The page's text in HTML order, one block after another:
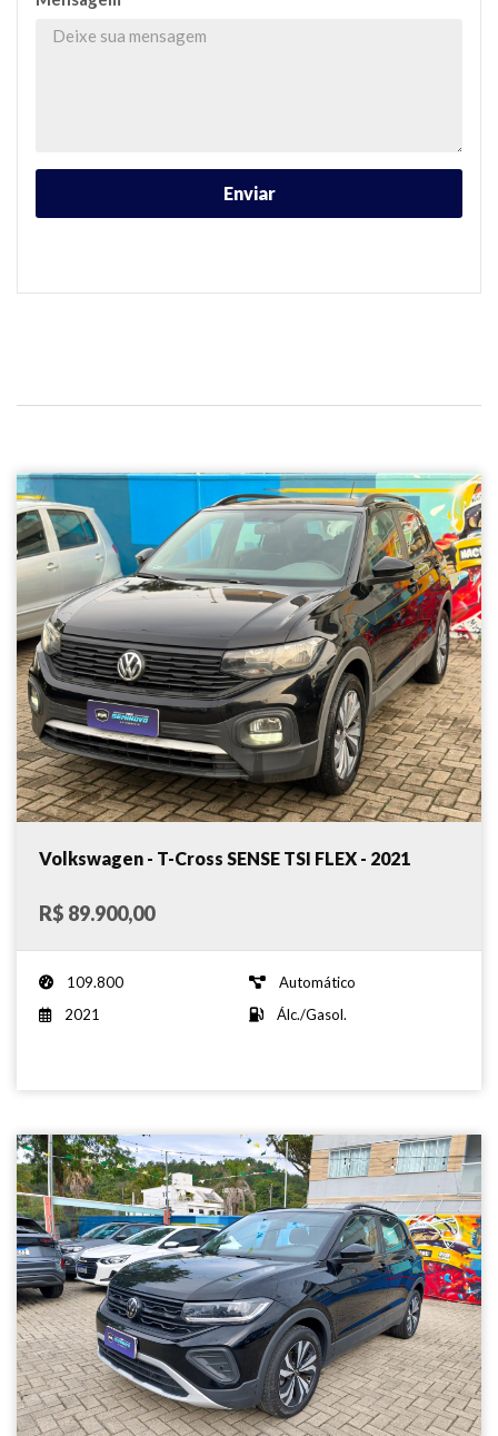
Volkswagen - T-Cross SENSE TSI FLEX - 2021
R$ 89.900,00
109.800
Automático
2021
Álc./Gasol.